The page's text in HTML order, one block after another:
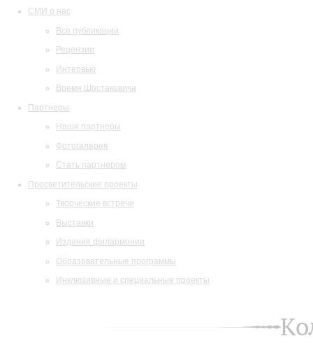
СМИ о нас
Все публикации
Рецензии
Интервью
Время Шостаковича
Партнеры
Наши партнеры
Фотогалерея
Стать партнером
Просветительские проекты
Творческие встречи
Выставки
Издания филармонии
Образовательные программы
Инклюзивные и специальные проекты